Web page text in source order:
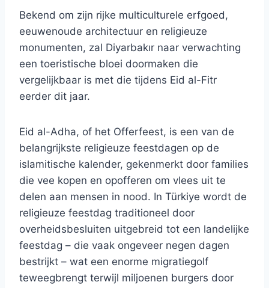
Bekend om zijn rijke multiculturele erfgoed,
eeuwenoude architectuur en religieuze
monumenten, zal Diyarbakır naar verwachting
een toeristische bloei doormaken die
vergelijkbaar is met die tijdens Eid al-Fitr
eerder dit jaar.
Eid al-Adha, of het Offerfeest, is een van de
belangrijkste religieuze feestdagen op de
islamitische kalender, gekenmerkt door families
die vee kopen en opofferen om vlees uit te
delen aan mensen in nood. In Türkiye wordt de
religieuze feestdag traditioneel door
overheidsbesluiten uitgebreid tot een landelijke
feestdag – die vaak ongeveer negen dagen
bestrijkt – wat een enorme migratiegolf
teweegbrengt terwijl miljoenen burgers door